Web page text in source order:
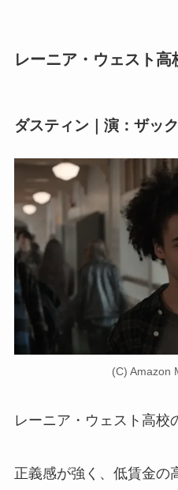
レーニア・ウェスト高
ダスティン｜演：ザッ
(C) Amazon
レーニア・ウェスト高校
正義感が強く、低賃金の